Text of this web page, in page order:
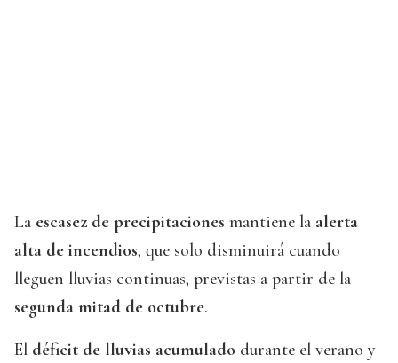
La escasez de precipitaciones mantiene la alerta
alta de incendios, que solo disminuirá cuando
lleguen lluvias continuas, previstas a partir de la
segunda mitad de octubre.
El déficit de lluvias acumulado durante el verano y